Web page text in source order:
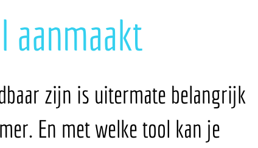
zijn is uitermate belangrijk
En met welke tool kan je